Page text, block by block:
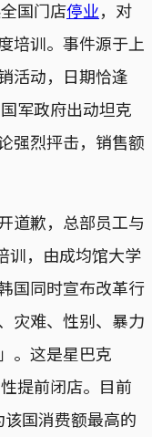
国门店停业，对
培训。事件源于上
活动，日期恰逢
军政府出动坦克
强烈抨击，销售额
道歉，总部员工与
训，由成均馆大学
国同时宣布改革行
灾难、性别、暴力
。这是星巴克
提前闭店。目前
国消费额最高的